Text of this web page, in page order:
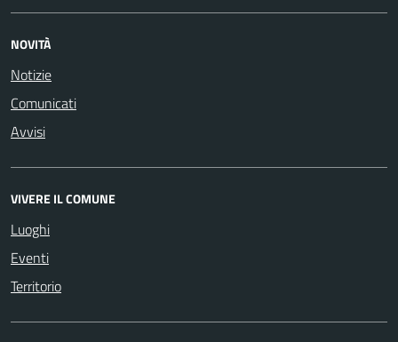
NOVITÀ
Notizie
Comunicati
Avvisi
VIVERE IL COMUNE
Luoghi
Eventi
Territorio